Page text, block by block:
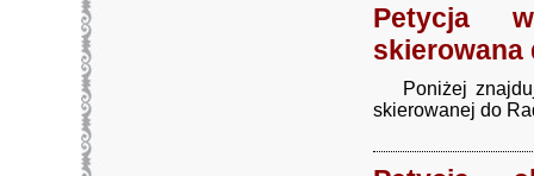
Petycja
skierowana
Poniżej
skierowanej do